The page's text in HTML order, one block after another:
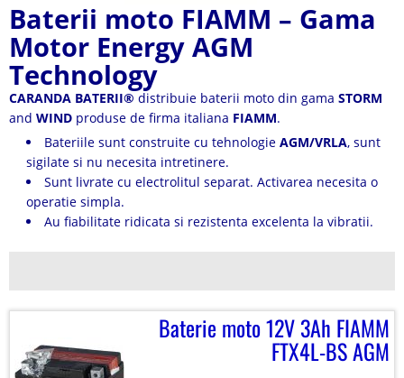
Baterii moto FIAMM – Gama
Motor Energy AGM
Technology
CARANDA BATERII® distribuie baterii moto din gama STORM
and WIND produse de firma italiana FIAMM.
Bateriile sunt construite cu tehnologie AGM/VRLA, sunt
sigilate si nu necesita intretinere.
Sunt livrate cu electrolitul separat. Activarea necesita o
operatie simpla.
Au fiabilitate ridicata si rezistenta excelenta la vibratii.
Baterie moto 12V 3Ah FIAMM
FTX4L-BS AGM